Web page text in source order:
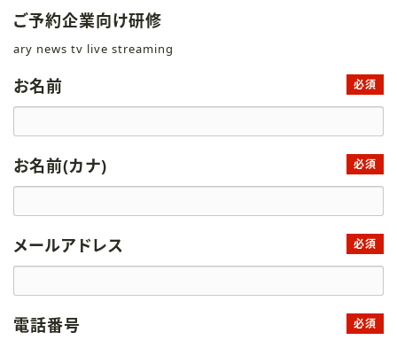
ご予約企業向け研修
ary news tv live streaming
お名前 必須
お名前(カナ) 必須
メールアドレス 必須
電話番号 必須